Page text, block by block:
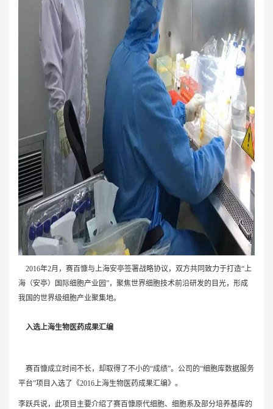
2016年2月，赛百慷与上海安亭签署战略协议，双方共同致力于打造“上
海（安亭）国际细胞产业园”，聚焦世界细胞技术前沿研发的目光，形成
我国的世界级细胞产业聚集地。
入选上海生物医药成果汇编
赛百慷成立时间不长，却取得了不小的“成绩”。公司的“细胞库数据服务
平台”项目入选了《2016上海生物医药成果汇编》。
李跃兵说，此项目主要介绍了赛百慷原代细胞、细胞系及部分培养基库的